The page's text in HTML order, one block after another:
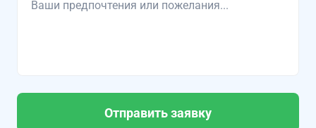
Отправить заявку